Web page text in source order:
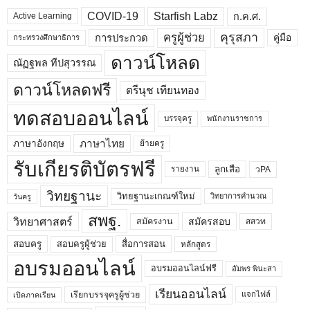
Active Learning COVID-19 Starfish Labz ก.ค.ศ.
กระทรวงศึกษาธิการ การประกวด ครูผู้ช่วย คุรุสภา คู่มือ
ณัฏฐพล ทีปสุวรรณ ดาวน์โหลด
ดาวน์โหลดฟรี ตรีนุช เทียนทอง
ทดสอบออนไลน์ บรรจุครู พนักงานราชการ
ภาษาอังกฤษ ภาษาไทย ย้ายครู
รับเกียรติบัตรฟรี รายงาน ลูกเสือ วPA
วันครู วิทยฐานะ วิทยฐานะเกณฑ์ใหม่ วิทยาการคำนวณ
วิทยาศาสตร์ สพฐ. สมัครงาน สมัครสอบ สสวท
สอบครู สอบครูผู้ช่วย สื่อการสอน หลักสูตร
อบรมออนไลน์ อบรมออนไลน์ฟรี อัมพร พินะสา
เปิดภาคเรียน เรียกบรรจุครูผู้ช่วย เรียนออนไลน์ แจกไฟล์